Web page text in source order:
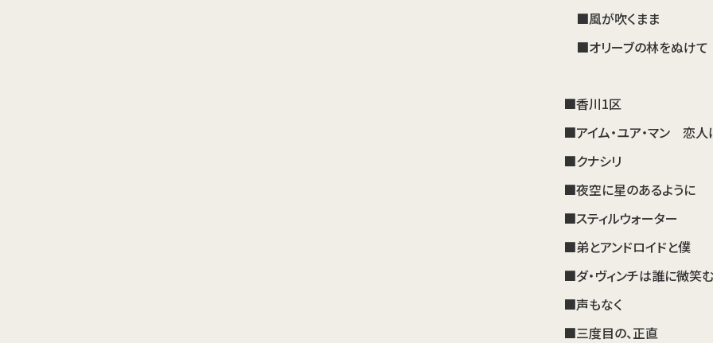
■風が吹くまま
■オリーブの林をぬけて
■香川1区
■アイム・ユア・マン 恋人
■クナシリ
■夜空に星のあるように
■スティルウォーター
■弟とアンドロイドと僕
■ダ・ヴィンチは誰に微笑む
■声もなく
■三度目の、正直